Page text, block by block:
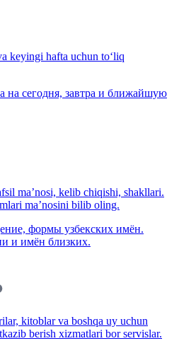
keyingi hafta uchun to‘liq
сегодня, завтра и ближайшую
ma’nosi, kelib chiqishi, shakllari.
ma’nosini bilib oling.
формы узбекских имён.
и имён близких.
kitoblar va boshqa uy uchun
berish xizmatlari bor servislar.